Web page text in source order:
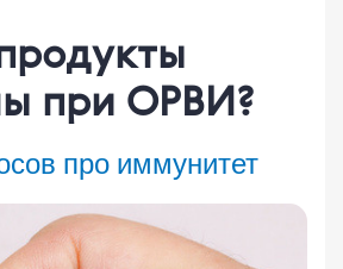
при ОРВИ?
про иммунитет